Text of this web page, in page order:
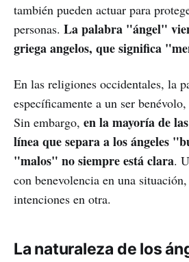
también pueden actuar para
personas. La palabra "ángel"
griega angelos, que significa
En las religiones occidentales, la
específicamente a un ser
Sin embargo, en la mayoría de
línea que separa a los ángeles
"malos" no siempre está clara.
con benevolencia en una
intenciones en otra.
La naturaleza de los